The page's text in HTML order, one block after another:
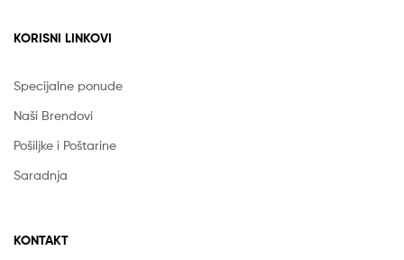
KORISNI LINKOVI
Specijalne ponude
Naši Brendovi
Pošiljke i Poštarine
Saradnja
KONTAKT